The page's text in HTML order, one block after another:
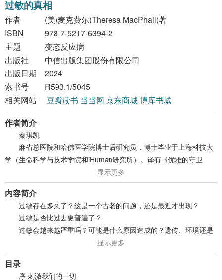
过敏的真相
作者
(美)麦克费尔(Theresa MacPhail)著
ISBN
978-7-5217-6394-2
主题
变态反应病
出版社
中信出版集团股份有限公司
出版日期
2024
索书号
R593.1/5045
相关网站
豆瓣读书 当当网 京东商城博库书城
作者简介
秦琪凯
麻省总医院和哈佛医学院博士后研究员，博士毕业于上海科技大
学（生命科学与技术学院和iHuman研究所）。译有《优雅的守卫
显示更多
内容简介
过敏存在多久了？这是一个古老的问题，还是最近才出现？
过敏是否比过去更普遍了？
过敏会越来越严重吗？可能是什么原因造成的？遗传、环境还是
我们能对此做些什么？过敏有可能“治愈”吗？
这本书是一场对过敏的科学探究之旅、一个关于过敏的完整故
显示更多
目录
序 刺激我们的一切